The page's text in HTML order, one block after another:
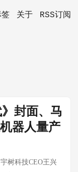
签 关于 RSS订阅
封面、马
器人量产
树科技CEO王兴